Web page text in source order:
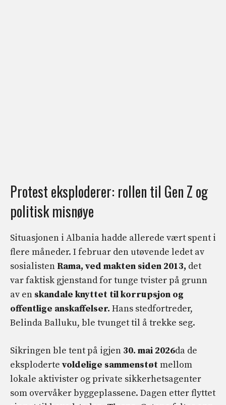
Protest eksploderer: rollen til Gen Z og
politisk misnøye
Situasjonen i Albania hadde allerede vært spent i
flere måneder. I februar den utøvende ledet av
sosialisten Rama, ved makten siden 2013, det
var faktisk gjenstand for tunge tvister på grunn
av en skandale knyttet til korrupsjon og
offentlige anskaffelser. Hans stedfortreder,
Belinda Balluku, ble tvunget til å trekke seg.
Sikringen ble tent på igjen 30. mai 2026da de
eksploderte voldelige sammenstøtmellom
lokale aktivister og private sikkerhetsagenter
som overvåker byggeplassene. Dagen etter flyttet